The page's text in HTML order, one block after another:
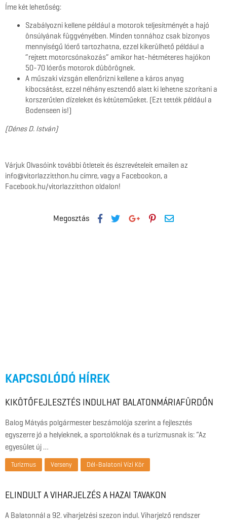
Íme két lehetőség:
Szabályozni kellene például a motorok teljesítményét a hajó
önsúlyának függvényében. Minden tonnához csak bizonyos
mennyiségű lóerő tartozhatna, ezzel kikerülhető például a
”rejtett motorcsónakozás” amikor hat-hétméteres hajókon
50-70 lóerős motorok dübörögnek.
A műszaki vizsgán ellenőrizni kellene a káros anyag
kibocsátást, ezzel néhány esztendő alatt ki lehetne szorítani a
korszerűtlen dízeleket és kétüteműeket. (Ezt tették például a
Bodenseen is!)
(Dénes D. István)
Várjuk Olvasóink további ötleteit és észrevételeit emailen az
info@vitorlazzitthon.hu címre, vagy a Facebookon, a
Facebook.hu/vitorlazzitthon oldalon!
Megosztás
KAPCSOLÓDÓ HÍREK
KIKÖTŐFEJLESZTÉS INDULHAT BALATONMÁRIAFÜRDŐN
Balog Mátyás polgármester beszámolója szerint a fejlesztés
egyszerre jó a helyieknek, a sportolóknak és a turizmusnak is: “Az
egyesület új …
Turizmus Verseny Dél-Balatoni Vízi Kör
ELINDULT A VIHARJELZÉS A HAZAI TAVAKON
A Balatonnál a 92. viharjelzési szezon indul. Viharjelző rendszer